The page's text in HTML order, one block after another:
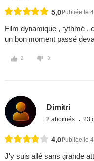
5,0 Publiée le
Film dynamique , rythmé ,
un bon moment passé
2 3
Dimitri
2 abonnés 23
4,0 Publiée le
J'y suis allé sans grande